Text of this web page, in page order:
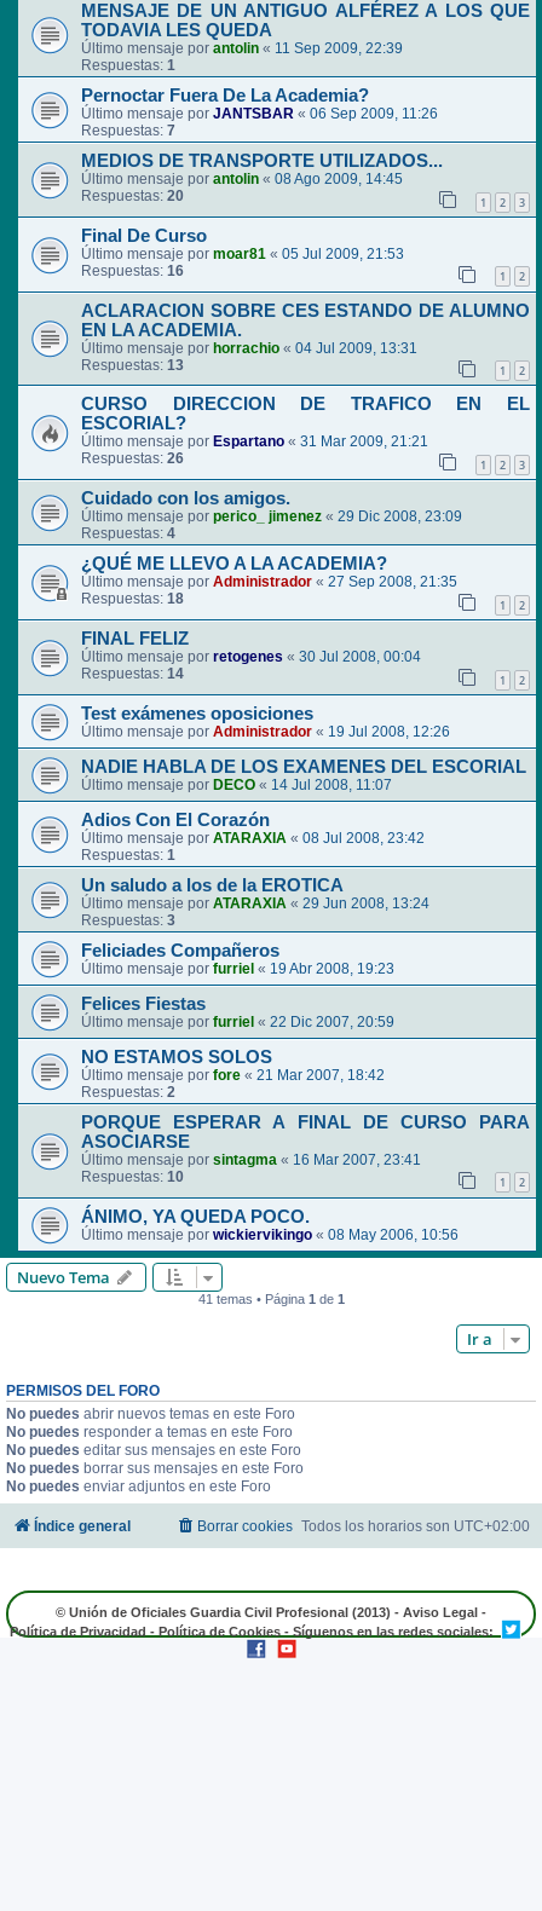
MENSAJE DE UN ANTIGUO ALFÉREZ A LOS QUE
TODAVIA LES QUEDA
Último mensaje por antolin « 11 Sep 2009, 22:39
Respuestas: 1
Pernoctar Fuera De La Academia?
Último mensaje por JANTSBAR « 06 Sep 2009, 11:26
Respuestas: 7
MEDIOS DE TRANSPORTE UTILIZADOS...
Último mensaje por antolin « 08 Ago 2009, 14:45
Respuestas: 20 1 2 3
Final De Curso
Último mensaje por moar81 « 05 Jul 2009, 21:53
Respuestas: 16 1 2
ACLARACION SOBRE CES ESTANDO DE ALUMNO
EN LA ACADEMIA.
Último mensaje por horrachio « 04 Jul 2009, 13:31
Respuestas: 13 1 2
CURSO DIRECCION DE TRAFICO EN EL
ESCORIAL?
Último mensaje por Espartano « 31 Mar 2009, 21:21
Respuestas: 26 1 2 3
Cuidado con los amigos.
Último mensaje por perico_ jimenez « 29 Dic 2008, 23:09
Respuestas: 4
¿QUÉ ME LLEVO A LA ACADEMIA?
Último mensaje por Administrador « 27 Sep 2008, 21:35
Respuestas: 18 1 2
FINAL FELIZ
Último mensaje por retogenes « 30 Jul 2008, 00:04
Respuestas: 14 1 2
Test exámenes oposiciones
Último mensaje por Administrador « 19 Jul 2008, 12:26
NADIE HABLA DE LOS EXAMENES DEL ESCORIAL
Último mensaje por DECO « 14 Jul 2008, 11:07
Adios Con El Corazón
Último mensaje por ATARAXIA « 08 Jul 2008, 23:42
Respuestas: 1
Un saludo a los de la EROTICA
Último mensaje por ATARAXIA « 29 Jun 2008, 13:24
Respuestas: 3
Feliciades Compañeros
Último mensaje por furriel « 19 Abr 2008, 19:23
Felices Fiestas
Último mensaje por furriel « 22 Dic 2007, 20:59
NO ESTAMOS SOLOS
Último mensaje por fore « 21 Mar 2007, 18:42
Respuestas: 2
PORQUE ESPERAR A FINAL DE CURSO PARA
ASOCIARSE
Último mensaje por sintagma « 16 Mar 2007, 23:41
Respuestas: 10 1 2
ÁNIMO, YA QUEDA POCO.
Último mensaje por wickiervikingo « 08 May 2006, 10:56
Nuevo Tema
41 temas • Página 1 de 1
Ir a
PERMISOS DEL FORO
No puedes abrir nuevos temas en este Foro
No puedes responder a temas en este Foro
No puedes editar sus mensajes en este Foro
No puedes borrar sus mensajes en este Foro
No puedes enviar adjuntos en este Foro
Índice general Todos los horarios son UTC+02:00
Borrar cookies
© Unión de Oficiales Guardia Civil Profesional (2013) - Aviso Legal -
Política de Privacidad - Política de Cookies - Síguenos en las redes sociales: